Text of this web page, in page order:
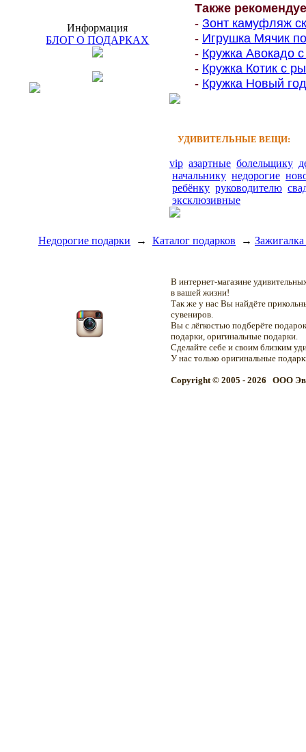
Информация
БЛОГ О ПОДАРКАХ
Также
- Зонт камуфляж
- Игрушка Мячик
- Кружка Авокадо
- Кружка Котик с
- Кружка Новый
УДИВИТЕЛЬНЫЕ ВЕЩИ:
vip азартные болельщику
начальнику недорогие
ребёнку руководителю
эксклюзивные
Недорогие подарки → Каталог подарков →
В интернет-магазине
в вашей жизни!
Так же у нас Вы найдёте
сувениров.
Вы с лёгкостью подберёте
подарки, оригинальные подарки.
Сделайте себе и своим близким
У нас только оригинальные
Copyright © 2005 - 2026 OOO